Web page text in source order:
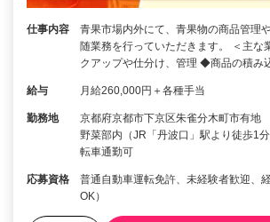
仕事内容
青果市場内外にて、青果物の商品管理
随業務を行っていただきます。 ＜主な
クアップや仕分け、管理 ◆商品の積み
給与 月給260,000円＋各種手当
勤務地
京都府京都市下京区朱雀分木町市有
野菜部内（JR「丹波口」駅より徒歩1
転車通勤可
応募資格
普通自動車運転免許、未経験者歓迎、
OK）